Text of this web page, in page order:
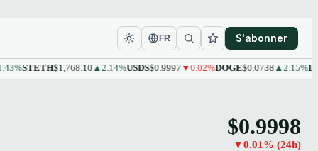
FR S'abonner
STETH$1,768.10▲2.14%USDS$0.9997▼0.02%DOGE$0.0738▲2.15%LEO
$0.9998
▼0.01% (24h)